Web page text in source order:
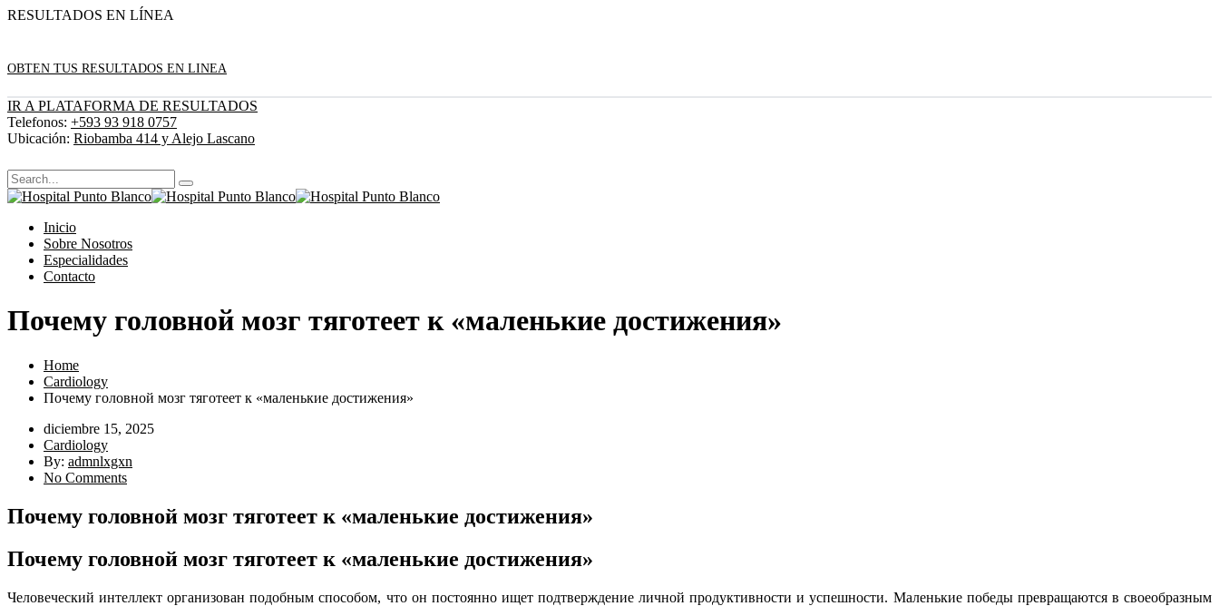
RESULTADOS EN LÍNEA
OBTEN TUS RESULTADOS EN LINEA
IR A PLATAFORMA DE RESULTADOS
Telefonos: +593 93 918 0757
Ubicación: Riobamba 414 y Alejo Lascano
Inicio
Sobre Nosotros
Especialidades
Contacto
Почему головной мозг тяготеет к «маленькие достижения»
Home
Cardiology
Почему головной мозг тяготеет к «маленькие достижения»
diciembre 15, 2025
Cardiology
By: admnlxgxn
No Comments
Почему головной мозг тяготеет к «маленькие достижения»
Почему головной мозг тяготеет к «маленькие достижения»
Человеческий интеллект организован подобным способом, что он постоянно ищет подтверждение личной продуктивности и успешности. Маленькие победы превращаются в своеобразным